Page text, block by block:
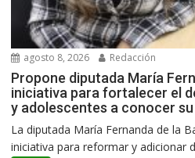
agosto 8, 2026 Redacción
Propone diputada María
iniciativa para fortalecer el
y adolescentes a conocer
La diputada María Fernanda de la
iniciativa para reformar y adicionar